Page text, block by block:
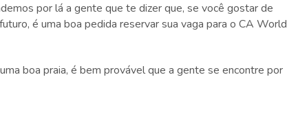
por lá a gente que te dizer que, se você gostar de
é uma boa pedida reservar sua vaga para o CA World
boa praia, é bem provável que a gente se encontre por